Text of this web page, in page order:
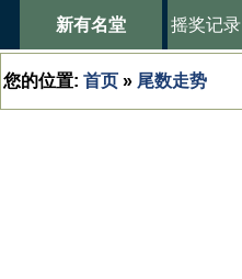
新有名堂 摇奖记录
您的位置: 首页 » 尾数走势